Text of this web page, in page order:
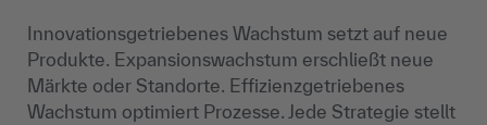
Innovationsgetriebenes Wachstum setzt auf neue
Produkte. Expansionswachstum erschließt neue
Märkte oder Standorte. Effizienzgetriebenes
Wachstum optimiert Prozesse. Jede Strategie stellt